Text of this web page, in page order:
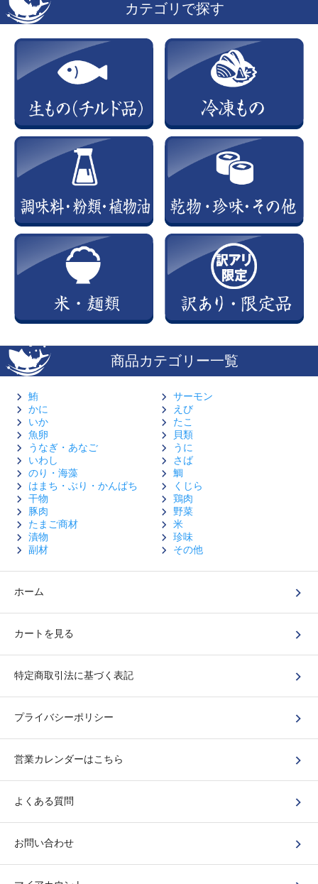
カテゴリで探す
商品カテゴリー一覧
鮪
サーモン
かに
えび
いか
たこ
魚卵
貝類
うなぎ・あなご
うに
いわし
さば
のり・海藻
鯛
はまち・ぶり・かんぱち
くじら
干物
鶏肉
豚肉
野菜
たまご商材
米
漬物
珍味
副材
その他
ホーム
カートを見る
特定商取引法に基づく表記
プライバシーポリシー
営業カレンダーはこちら
よくある質問
お問い合わせ